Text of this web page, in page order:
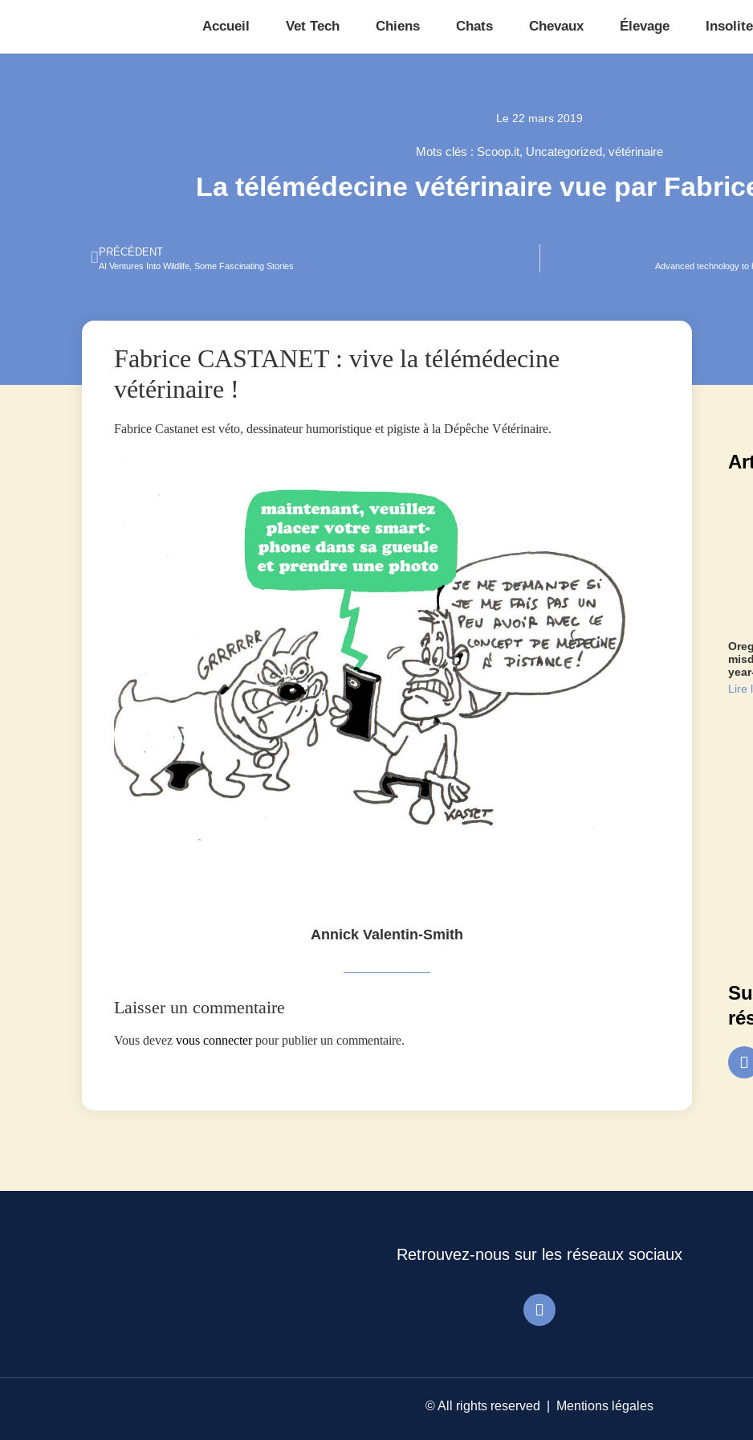
Accueil Vet Tech Chiens Chats Chevaux Élevage Insolite
Le 22 mars 2019
Mots clés : Scoop.it, Uncategorized, vétérinaire
La télémédecine vétérinaire vue par
PRÉCÉDENT
AI Ventures Into Wildlife, Some Fascinating Stories Advanced technology to
Fabrice CASTANET : vive la télémédecine
vétérinaire !
Fabrice Castanet est véto, dessinateur humoristique et pigiste à la Dépêche Vétérinaire.
Annick Valentin-Smith
Laisser un commentaire
Vous devez vous connecterpour publier un commentaire.
Lire
Retrouvez-nous sur les réseaux sociaux
© All rights reserved | Mentions légales